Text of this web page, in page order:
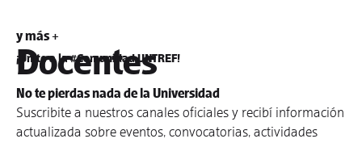
y más +
¡Unite a la #Comunidad UNTREF!
No te pierdas nada de la Universidad
Suscribite a nuestros canales oficiales y recibí información
actualizada sobre eventos, convocatorias, actividades
Docentes